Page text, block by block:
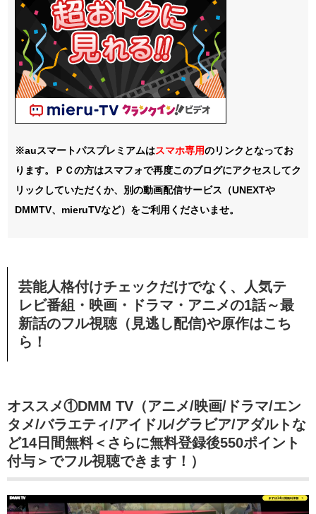
※auスマートパスプレミアムはスマホ専用のリンクとなってお
ります。ＰＣの方はスマフォで再度このブログにアクセスしてク
リックしていただくか、別の動画配信サービス（UNEXTや
DMMTV、mieruTVなど）をご利用くださいませ。
芸能人格付けチェックだけでなく、人気テ
レビ番組・映画・ドラマ・アニメの1話～最
新話のフル視聴（見逃し配信)や原作はこち
ら！
オススメ①DMM TV（アニメ/映画/ドラマ/エン
タメ/バラエティ/アイドル/グラビア/アダルトな
ど14日間無料＜さらに無料登録後550ポイント
付与＞でフル視聴できます！）